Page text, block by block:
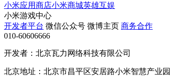
小米应用商店小米商城英雄互娱
小米游戏中心
开发者平台 微信公众号 微博主页 商务合作
010-60606666
开发者：北京瓦力网络科技有限公司
北京地址：北京市昌平区安居路小米智慧产业园